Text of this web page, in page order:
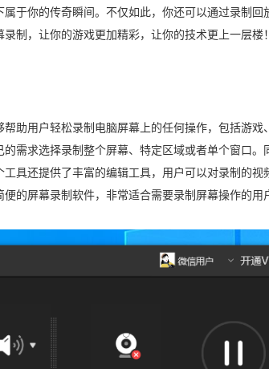
于你的传奇瞬间。不仅如此，你还可以通过录制回
制，让你的游戏更加精彩，让你的技术更上一层楼
助用户轻松录制电脑屏幕上的任何操作，包括游戏
需求选择录制整个屏幕、特定区域或者单个窗口。
具还提供了丰富的编辑工具，用户可以对录制的视
的屏幕录制软件，非常适合需要录制屏幕操作的用